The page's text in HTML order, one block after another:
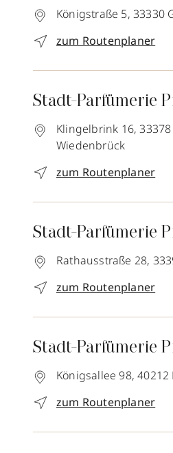
Königstraße 5, 33330
zum Routenplaner
Stadt-Parfümerie
Klingelbrink 16, 33378
Wiedenbrück
zum Routenplaner
Stadt-Parfümerie
Rathausstraße 28,
zum Routenplaner
Stadt-Parfümerie
Königsallee 98, 40212
zum Routenplaner